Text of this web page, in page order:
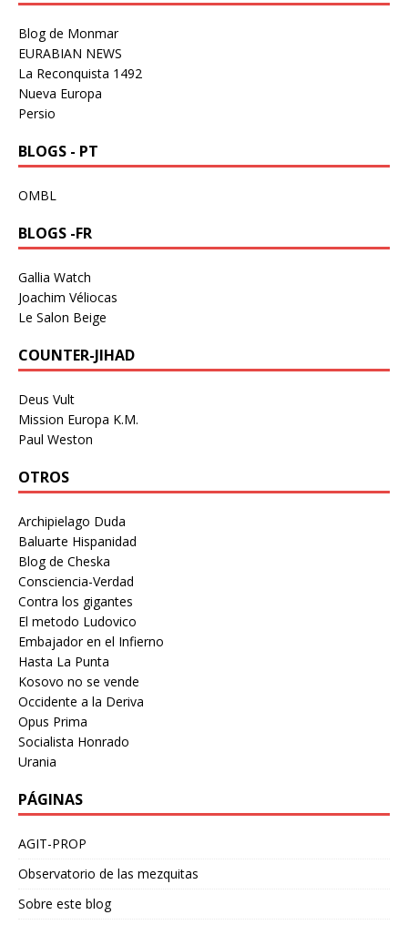
Blog de Monmar
EURABIAN NEWS
La Reconquista 1492
Nueva Europa
Persio
BLOGS - PT
OMBL
BLOGS -FR
Gallia Watch
Joachim Véliocas
Le Salon Beige
COUNTER-JIHAD
Deus Vult
Mission Europa K.M.
Paul Weston
OTROS
Archipielago Duda
Baluarte Hispanidad
Blog de Cheska
Consciencia-Verdad
Contra los gigantes
El metodo Ludovico
Embajador en el Infierno
Hasta La Punta
Kosovo no se vende
Occidente a la Deriva
Opus Prima
Socialista Honrado
Urania
PÁGINAS
AGIT-PROP
Observatorio de las mezquitas
Sobre este blog